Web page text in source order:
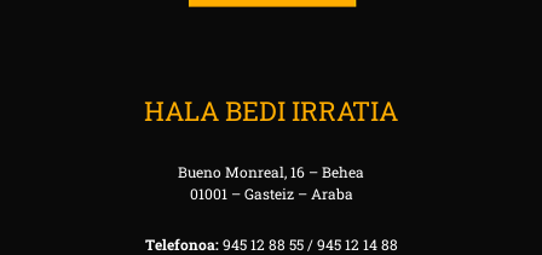
HALA BEDI IRRATIA
Bueno Monreal, 16 – Behea
01001 – Gasteiz – Araba
Telefonoa:945 12 88 55 / 945 12 14 88